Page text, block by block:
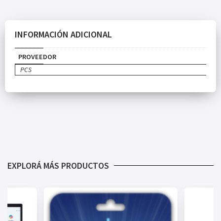
INFORMACIÓN ADICIONAL
PROVEEDOR
PCS
EXPLORÁ MÁS PRODUCTOS